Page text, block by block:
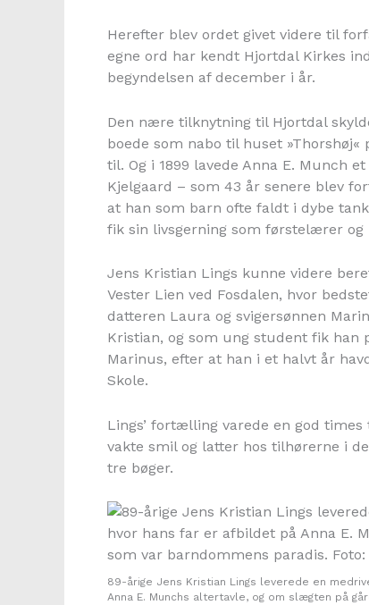
Herefter blev ordet givet videre til
egne ord har kendt Hjortdal Kirkes
begyndelsen af december i år.
Den nære tilknytning til Hjortdal
boede som nabo til huset
til. Og i 1899 lavede Anna E. Munch
Kjelgaard – som 43 år senere blev
at han som barn ofte faldt i dybe
fik sin livsgerning som førstelærer og
Jens Kristian Lings kunne videre
Vester Lien ved Fosdalen, hvor
datteren Laura og svigersønnen
Kristian, og som ung student fik han
Marinus, efter at han i et halvt år
Skole.
Lings’ fortælling varede en god
vakte smil og latter hos tilhørerne i
tre bøger.
89-årige Jens Kristian Lings leverede en
Anna E. Munchs altertavle, og om slægten på